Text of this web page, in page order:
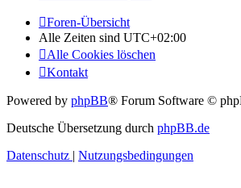
Foren-Übersicht
Alle Zeiten sind UTC+02:00
Alle Cookies löschen
Kontakt
Powered by phpBB® Forum Software ©
Deutsche Übersetzung durch phpBB.de
Datenschutz | Nutzungsbedingungen